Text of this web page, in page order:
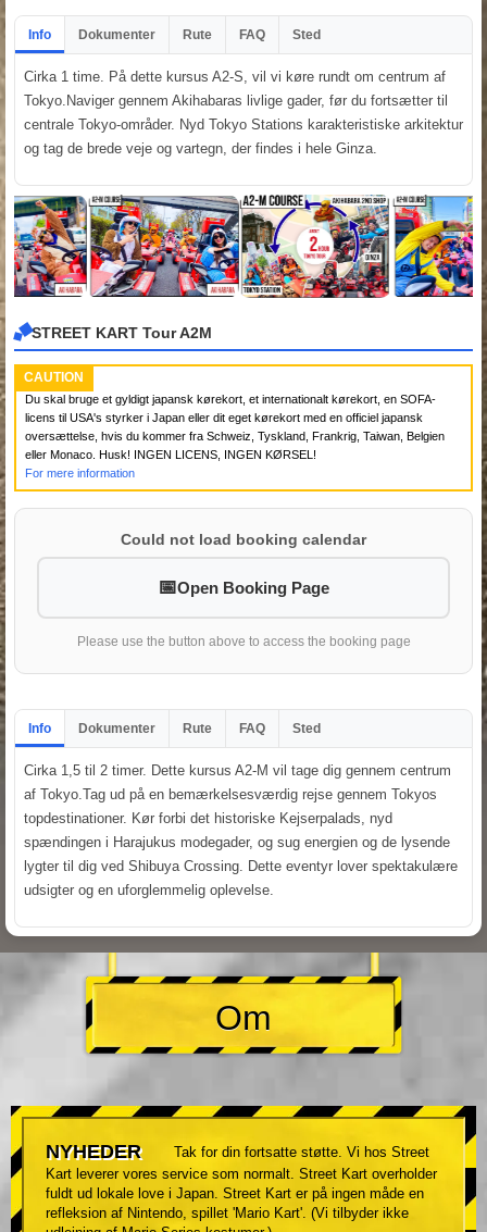
Info Dokumenter Rute FAQ Sted
Cirka 1 time. På dette kursus A2-S, vil vi køre rundt om centrum af
Tokyo.Naviger gennem Akihabaras livlige gader, før du fortsætter til
centrale Tokyo-områder. Nyd Tokyo Stations karakteristiske arkitektur
og tag de brede veje og vartegn, der findes i hele Ginza.
STREET KART Tour A2M
CAUTION
Du skal bruge et gyldigt japansk kørekort, et internationalt kørekort, en SOFA-
licens til USA's styrker i Japan eller dit eget kørekort med en officiel japansk
oversættelse, hvis du kommer fra Schweiz, Tyskland, Frankrig, Taiwan, Belgien
eller Monaco. Husk! INGEN LICENS, INGEN KØRSEL!
For mere information
Could not load booking calendar
Open Booking Page
Please use the button above to access the booking page
Info Dokumenter Rute FAQ Sted
Cirka 1,5 til 2 timer. Dette kursus A2-M vil tage dig gennem centrum
af Tokyo.Tag ud på en bemærkelsesværdig rejse gennem Tokyos
topdestinationer. Kør forbi det historiske Kejserpalads, nyd
spændingen i Harajukus modegader, og sug energien og de lysende
lygter til dig ved Shibuya Crossing. Dette eventyr lover spektakulære
udsigter og en uforglemmelig oplevelse.
Om
NYHEDER
Tak for din fortsatte støtte. Vi hos Street
Kart leverer vores service som normalt. Street Kart overholder
fuldt ud lokale love i Japan. Street Kart er på ingen måde en
refleksion af Nintendo, spillet 'Mario Kart'. (Vi tilbyder ikke